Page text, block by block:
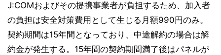
J:COMおよびその提携事業者が負担するため、加入者
の負担は安全対策費用として生じる月額990円のみ。
契約期間は15年間となっており、中途解約の場合は解
約金が発生する。15年間の契約期間満了後はパネルが